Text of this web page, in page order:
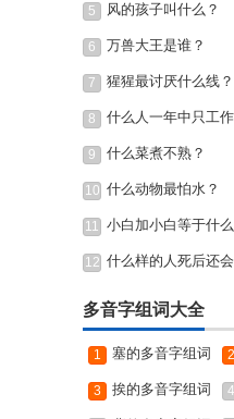
5 风的孩子叫什么？
6 万兽大王是谁？
7 猩猩最讨厌什么线？
8 什么人一年中只工
9 什么菜煮不熟？
10 什么动物最怕水？
11 小白加小白等于什么
12 什么样的人死后还
多音字组词大全
1 塞的多音字组词 2
3 挨的多音字组词 4